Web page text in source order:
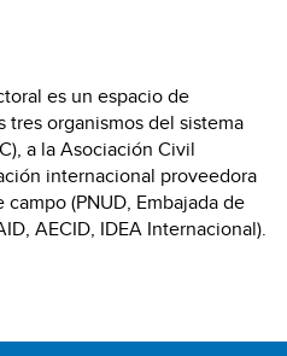
es un espacio de
organismos del sistema
a la Asociación Civil
internacional proveedora
(PNUD, Embajada de
AECID, IDEA Internacional).